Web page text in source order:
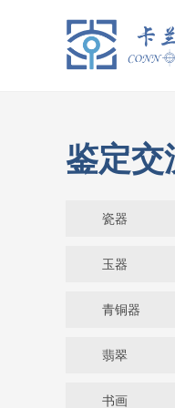
鉴定交
瓷器
玉器
青铜器
翡翠
书画